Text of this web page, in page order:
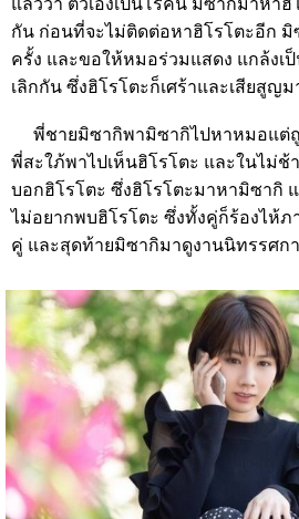
กัน ก่อนที่จะไม่ติดต่อหาฮิโรโตะอีก
ครั้ง และขอให้หมอร่วมแสดง แกล้งเ
เลิกกัน ซึ่งฮิโรโตะก็เศร้าและเสียสูญม
พี่ชายมิซากิพามิซากิไปหาหมอแต่
พี่สะใภ้พาไปเห็นฮิโรโตะ และในไม่ช้า
บอกฮิโรโตะ ซึ่งฮิโรโตะมาหามิซากิ
ไม่อยากพบฮิโรโตะ ซึ่งทั้งคู่ก็ร้องไห้ภ
คู่ และสุดท้ายมิซากิมาดูงานนิทรรศก